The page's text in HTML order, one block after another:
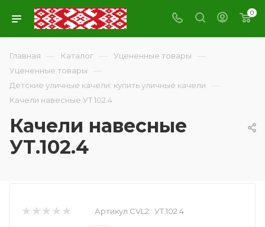
0
Главная — Каталог — Уцененные товары —
Уцененные товары —
Детские уличные качели: купить уличные качели —
Качели навесные УТ.102.4
Качели навесные
УТ.102.4
Артикул CVL2:: УТ.102.4